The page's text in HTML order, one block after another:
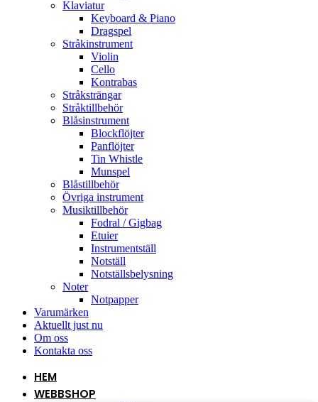
Klaviatur
Keyboard & Piano
Dragspel
Stråkinstrument
Violin
Cello
Kontrabas
Stråksträngar
Stråktillbehör
Blåsinstrument
Blockflöjter
Panflöjter
Tin Whistle
Munspel
Blåstillbehör
Övriga instrument
Musiktillbehör
Fodral / Gigbag
Etuier
Instrumentställ
Notställ
Notställsbelysning
Noter
Notpapper
Varumärken
Aktuellt just nu
Om oss
Kontakta oss
HEM
WEBBSHOP